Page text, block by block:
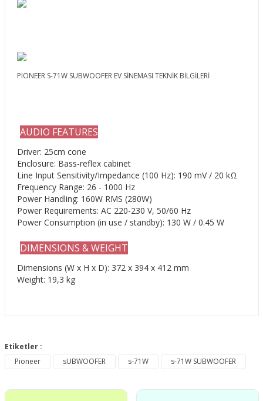
PIONEER S-71W SUBWOOFER EV SİNEMASI TEKNİK BİLGİLERİ
AUDIO FEATURES
Driver: 25cm cone
Enclosure: Bass-reflex cabinet
Line Input Sensitivity/Impedance (100 Hz): 190 mV / 20 kΩ
Frequency Range: 26 - 1000 Hz
Power Handling: 160W RMS (280W)
Power Requirements: AC 220-230 V, 50/60 Hz
Power Consumption (in use / standby): 130 W / 0.45 W
DIMENSIONS & WEIGHT
Dimensions (W x H x D): 372 x 394 x 412 mm
Weight: 19,3 kg
konularda yetersiz gördüğünüz noktaları öneri formunu
Görüş ve önerileriniz için teşekkür ederiz.
Ürün resmi kalitesiz, bozuk veya görüntülenemiyor.
Etiketler :
Pioneer
sUBWOOFER s-71W s-71W SUBWOOFER